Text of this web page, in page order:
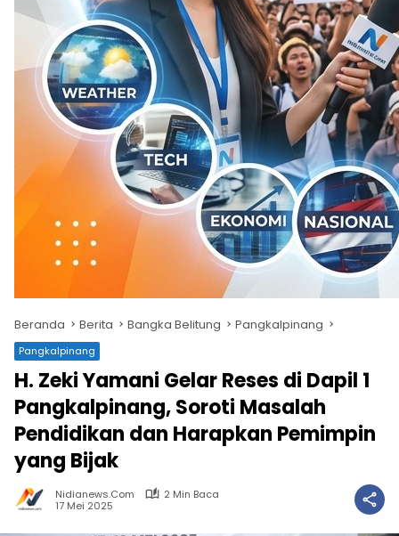
Beranda Berita Bangka Belitung Pangkalpinang
Pangkalpinang
H. Zeki Yamani Gelar Reses di Dapil 1
Pangkalpinang, Soroti Masalah
Pendidikan dan Harapkan Pemimpin
yang Bijak
Nidianews.com
2 Min Baca
17 Mei 2025